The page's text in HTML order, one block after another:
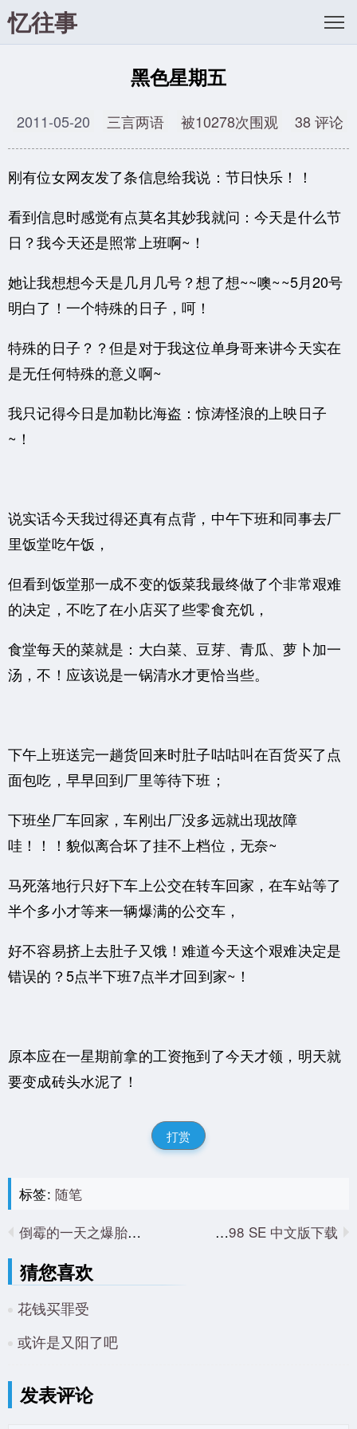
忆往事
黑色星期五
2011-05-20 三言两语 被10278次围观 38 评论
刚有位女网友发了条信息给我说：节日快乐！！
看到信息时感觉有点莫名其妙我就问：今天是什么节
日？我今天还是照常上班啊~！
她让我想想今天是几月几号？想了想~~噢~~5月20号
明白了！一个特殊的日子，呵！
特殊的日子？？但是对于我这位单身哥来讲今天实在
是无任何特殊的意义啊~
我只记得今日是加勒比海盗：惊涛怪浪的上映日子
~！
说实话今天我过得还真有点背，中午下班和同事去厂
里饭堂吃午饭，
但看到饭堂那一成不变的饭菜我最终做了个非常艰难
的决定，不吃了在小店买了些零食充饥，
食堂每天的菜就是：大白菜、豆芽、青瓜、萝卜加一
汤，不！应该说是一锅清水才更恰当些。
下午上班送完一趟货回来时肚子咕咕叫在百货买了点
面包吃，早早回到厂里等待下班；
下班坐厂车回家，车刚出厂没多远就出现故障
哇！！！貌似离合坏了挂不上档位，无奈~
马死落地行只好下车上公交在转车回家，在车站等了
半个多小才等来一辆爆满的公交车，
好不容易挤上去肚子又饿！难道今天这个艰难决定是
错误的？5点半下班7点半才回到家~！
原本应在一星期前拿的工资拖到了今天才领，明天就
要变成砖头水泥了！
打赏
标签: 随笔
倒霉的一天之爆胎风波
Windows98 SE 中文版下载
猜您喜欢
花钱买罪受
或许是又阳了吧
发表评论